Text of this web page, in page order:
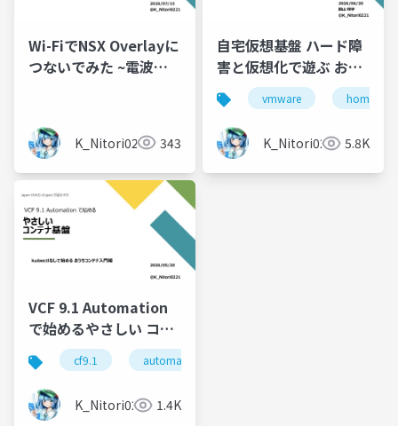
Wi-FiでNSX Overlayに
つないでみた ~電波の
K_Nitori0221 343
自宅仮想基盤 ハード障
害と仮想化で遊ぶ おう
ちインフラ編
vmware homelab
K_Nitori0221 5.8K
VCF 9.1 Automation
で始めるやさしい コン
テナ基盤 kubectlな
しで始める おうちコン
テナ入門編
cf9.1 automation
K_Nitori0221 1.4K